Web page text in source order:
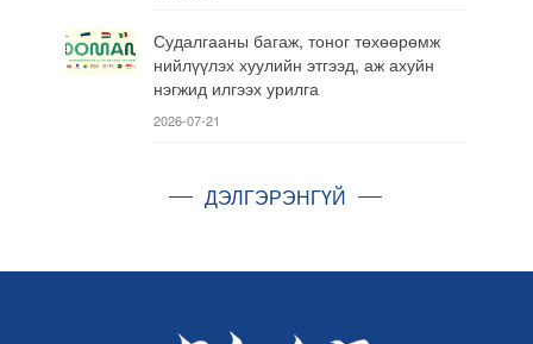
Судалгааны багаж, тоног төхөөрөмж
нийлүүлэх хуулийн этгээд, аж ахуйн
нэгжид илгээх урилга
2026-07-21
ДЭЛГЭРЭНГҮЙ